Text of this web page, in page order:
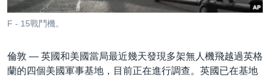
視頻
VOA 60秒 (國際)
美國專訊
時事經緯
新聞音頻
國語
F - 15戰鬥機。
倫敦 — 英國和美國當局最近幾天發現多架無人機飛越過英格
蘭的四個美國軍事基地，目前正在進行調查。英國已在基地